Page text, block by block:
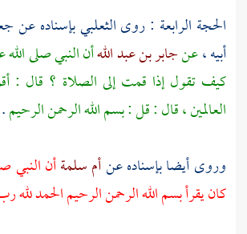
الحجة الرابعة : روىالثعلبيبإسناده عن
أبيه ،عنجابر بن عبد اللهأن النبي صلى
كيف تقول إذا قمت إلى الصلاة ؟ قال :
العالمين ، قال : قل : بسم الله الرحمن الرحيم.
وروى أيضا بإسناده عنأم سلمةأن النبي
كان يقرأ بسم الله الرحمن الرحيم الحمد لله